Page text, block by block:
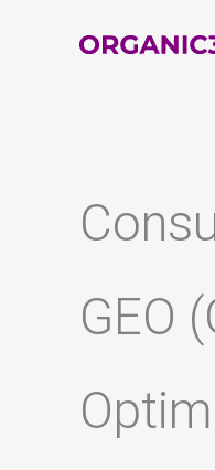
GEO